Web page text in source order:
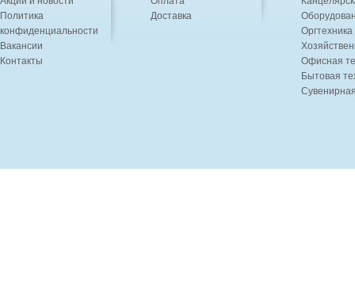
Политика
конфиденциальности
Вакансии
Контакты
Доставка
Офисная
Бытовая